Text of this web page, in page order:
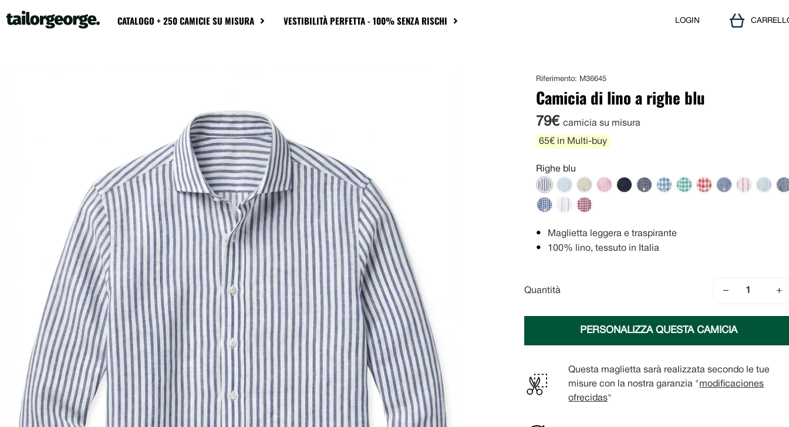
CATALOGO + 250 CAMICIE SU MISURA VESTIBILITÀ PERFETTA - 100% SENZA RISCHI LOGIN
Riferimento: M36645
Camicia di lino a righe blu
79€camicia su misura
65€ in Multi-buy
Righe blu
Maglietta leggera e traspirante
100% lino, tessuto in Italia
Quantità − +
PERSONALIZZA QUESTA CAMICIA
Questa maglietta sarà realizzata secondo le tue
misure con la nostra garanzia " modificaciones
ofrecidas"